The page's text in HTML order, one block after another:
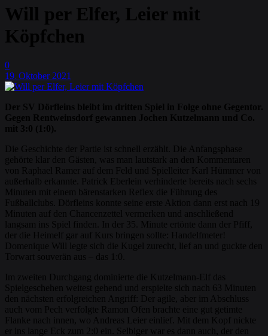
Will per Elfer, Leier mit
Köpfchen
0
19. Oktober 2021
Der SV Dörfleins bleibt im dritten Spiel in Folge ohne Gegentor.
Gegen Rentweinsdorf gewannen Jochen Kutzelmann und Co.
mit 3:0 (1:0).
Die Geschichte der Partie ist schnell erzählt. Die Anfangsphase
gehörte klar den Gästen, was man lautstark an den Kommentaren
von Raphael Ramer auf dem Feld und Spielleiter Karl Hümmer von
außerhalb erkannte. Patrick Eberlein verhinderte bereits nach sechs
Minuten mit einem bärenstarken Reflex die Führung des
Fußballclubs. Dörfleins konnte seine erste Aktion dann erst nach 19
Minuten auf den Chancenzettel vermerken und anschließend
langsam ins Spiel finden. In der 35. Minute ertönte dann der Pfiff,
der die Heimelf gar auf Kurs bringen sollte: Handelfmeter!
Domenique Will legte sich die Kugel zurecht, lief an und guckte den
Torwart souverän aus – das 1:0.
Im zweiten Durchgang dominierte die Kutzelmann-Elf das
Spielgeschehen weitest gehend und erspielte sich nach 63 Minuten
den nächsten erfolgreichen Angriff: Der agile, aber im Abschluss
auch vom Pech verfolgte Ramon Ofen brachte eine gut getimte
Flanke nach innen, wo Andreas Leier einlief. Mit dem Kopf nickte
er ins lange Eck zum 2:0 ein. Selbiger war es dann auch, der den